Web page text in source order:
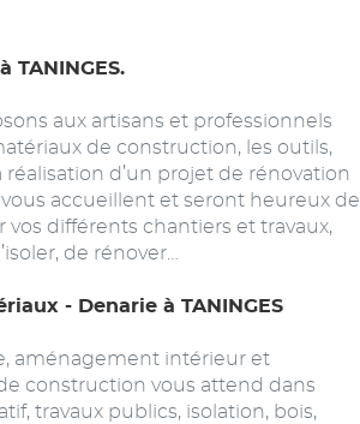
aux artisans et professionnels
de construction, les outils,
réalisation d’un projet de rénovation
accueillent et seront heureux de
différents chantiers et travaux,
de rénover…
- Denarie à TANINGES
aménagement intérieur et
construction vous attend dans
travaux publics, isolation, bois,